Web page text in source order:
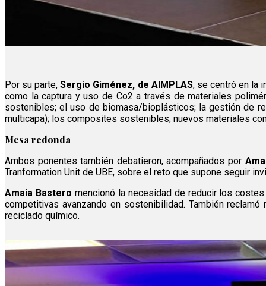
Por su parte,Sergio Giménez, de AIMPLAS, se centró en la
como la captura y uso de Co2 a través de materiales
sostenibles; el uso de biomasa/bioplásticos; la gestión de
multicapa); los composites sostenibles; nuevos materiales
Mesa redonda
Ambos ponentes también debatieron, acompañados por
Tranformation Unit de UBE, sobre el reto que supone seguir
Amaia Bastero mencionó la necesidad de reducir los
competitivas avanzando en sostenibilidad. También
reciclado químico.